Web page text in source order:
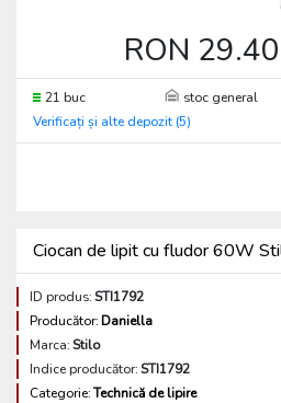
RON 29.40
21 buc stoc general
Verificați și alte depozit (5)
Ciocan de lipit cu fludor 60W
ID produs:STI1792
Producător:Daniella
Marca:Stilo
Indice producător:STI1792
Categorie:Technică de lipire